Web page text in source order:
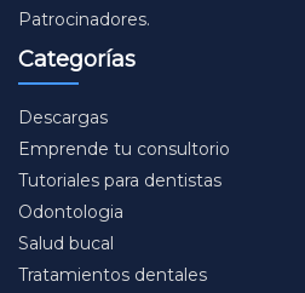
Patrocinadores.
Categorías
Descargas
Emprende tu consultorio
Tutoriales para dentistas
Odontologia
Salud bucal
Tratamientos dentales